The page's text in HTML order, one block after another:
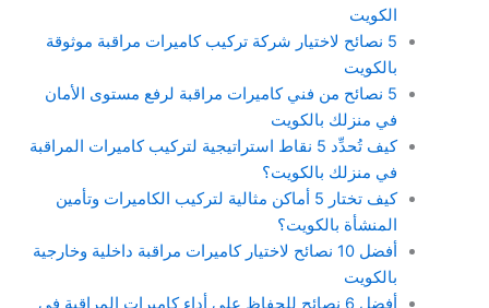
الكويت
5 نصائح لاختيار شركة تركيب كاميرات مراقبة موثوقة
بالكويت
5 نصائح من فني كاميرات مراقبة لرفع مستوى الأمان
في منزلك بالكويت
كيف تُحدِّد 5 نقاط استراتيجية لتركيب كاميرات المراقبة
في منزلك بالكويت؟
كيف تختار 5 أماكن مثالية لتركيب الكاميرات وتأمين
المنشأة بالكويت؟
أفضل 10 نصائح لاختيار كاميرات مراقبة داخلية وخارجية
بالكويت
أفضل 6 نصائح للحفاظ على أداء كاميرات المراقبة في